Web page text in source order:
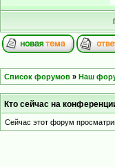
Список форумов » Наш
Кто сейчас на
Сейчас этот форум